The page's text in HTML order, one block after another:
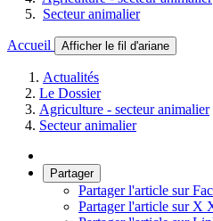
Secteur animalier
Accueil Afficher le fil d'ariane
Actualités
Le Dossier
Agriculture - secteur animalier
Secteur animalier
Partager
Partager l'article sur
Partager l'article sur X